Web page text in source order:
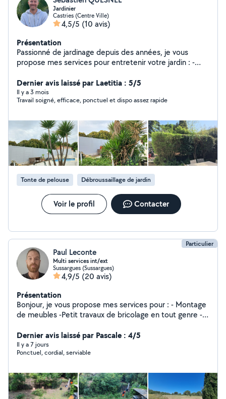
Jardinier
Castries (Centre Ville)
4,5/5 (10 avis)
Présentation
Passionné de jardinage depuis des années, je vous
propose mes services pour entretenir votre jardin : -
Plantation/Création de potager -Arrosage/Installation
de goutte à goutte -Regarnissage de gazon -Nettoyage
haute pression (murs, terrasses,...) -Nourrissage des
Dernier avis laissé par Laetitia : 5/5
Il y a 3 mois
Travail soigné, efficace, ponctuel et dispo assez rapide
Tonte de pelouse Débroussaillage de jardin
Voir le profil Contacter
Particulier
Paul Leconte
Multi services int/ext
Sussargues (Sussargues)
4,9/5 (20 avis)
Présentation
Bonjour, je vous propose mes services pour : - Montage
de meubles -Petit travaux de bricolage en tout genre -
taille de haie -Nettoyage karcher Parlez moi de votre
projet , j étudierai la faisabilité en fonction de mes
compétences
Dernier avis laissé par Pascale : 4/5
Il y a 7 jours
Ponctuel, cordial, serviable